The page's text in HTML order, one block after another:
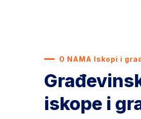
O NAMA Iskopi i
iskope i